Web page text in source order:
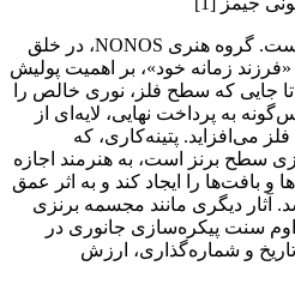
فرآیند کار با برنز خود یک هنر است. گروه هنری NONOS، در خلق
زمانه خود»، بر اهمیت پولیش
جایی که سطح فلز، نوری خالص را
وسواس‌گونه به پرداخت نهایی، لایه‌ای از
می‌افزاید. پتینه‌کاری، که
سطح برنز است، به هنرمند اجازه
بافت‌ها را ایجاد کند و به اثر عمق
دیگری مانند مجسمه برنزی
سنت پیکره‌سازی جانوری در
و شماره‌گذاری، ارزش